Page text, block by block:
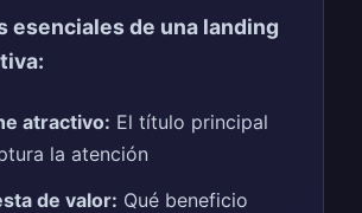
esenciales de una landing
atractivo: El título principal
la atención
de valor: Qué beneficio